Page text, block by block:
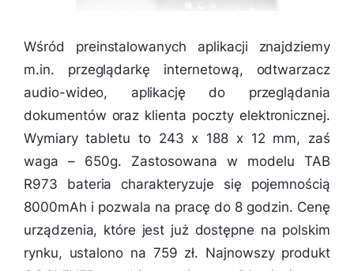
Wśród preinstalowanych aplikacji znajdziemy
m.in. przeglądarkę internetową, odtwarzacz
audio-wideo, aplikację do przeglądania
dokumentów oraz klienta poczty elektronicznej.
Wymiary tabletu to 243 x 188 x 12 mm, zaś
waga – 650g. Zastosowana w modelu TAB
R973 bateria charakteryzuje się pojemnością
8000mAh i pozwala na pracę do 8 godzin. Cenę
urządzenia, które jest już dostępne na polskim
rynku, ustalono na 759 zł. Najnowszy produkt